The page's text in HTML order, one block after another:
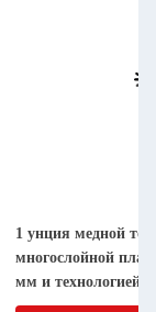
1 унция медной
многослойной
мм и технологией